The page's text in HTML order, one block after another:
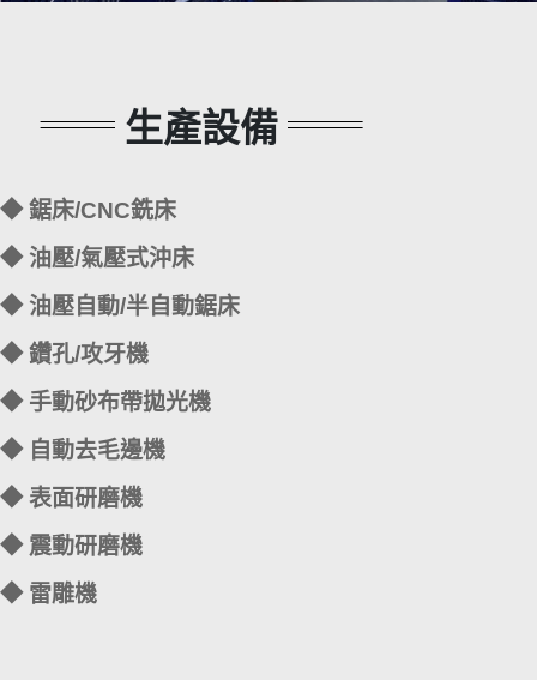
生產設備
◆ 鋸床/CNC銑床
◆ 油壓/氣壓式沖床
◆ 油壓自動/半自動鋸床
◆ 鑽孔/攻牙機
◆ 手動砂布帶拋光機
◆ 自動去毛邊機
◆ 表面研磨機
◆ 震動研磨機
◆ 雷雕機